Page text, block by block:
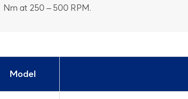
Nm at 250 – 500 RPM.
Model